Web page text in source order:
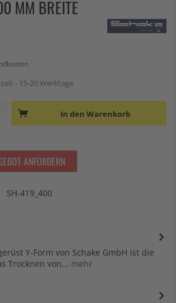
MM BREITE
- 15-20 Werktage
In den Warenkorb
ANFORDERN
SH-419_400
Y-Form von Schake GmbH ist die
Trocknen von... mehr